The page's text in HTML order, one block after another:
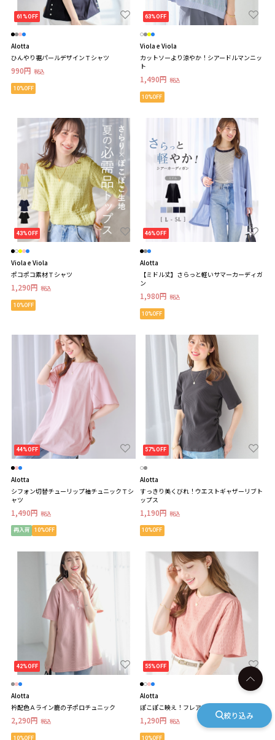
61%OFF
Alotta
ひんやり裾パールデザインＴシャツ
990円 税込
10%OFF
63%OFF
Viola e Viola
カットソーより涼やか！シアードルマンニッ
ト
1,490円 税込
10%OFF
43%OFF
Viola e Viola
ポコポコ素材Ｔシャツ
1,290円 税込
10%OFF
46%OFF
Alotta
【ミドル丈】さらっと軽いサマーカーディガ
ン
1,980円 税込
10%OFF
44%OFF
Alotta
シフォン切替チューリップ袖チュニックＴシ
ャツ
1,490円 税込
再入荷 10%OFF
57%OFF
Alotta
すっきり美くびれ！ウエストギャザーリブト
ップス
1,190円 税込
10%OFF
42%OFF
Alotta
衿配色Ａライン鹿の子ポロチュニック
2,290円 税込
10%OFF
55%OFF
Alotta
ぽこぽこ映え！フレア袖トップス
1,290円 税込
10%OFF
絞り込み